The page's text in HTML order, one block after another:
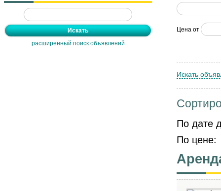
расширенный поиск объявлений
Цена от
Искать
По дате
По цене: